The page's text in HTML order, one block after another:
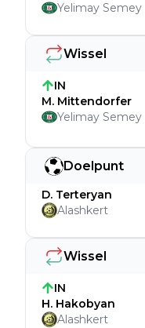
Wissel
IN
H. Hakobyan
Alashkert
Doelpunt
D. Terteryan
Alashkert
Wissel
IN
M. Mittendorfer
Yelimay Semey
Yelimay Semey